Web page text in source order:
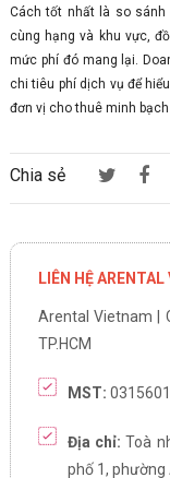
Cách tốt nhất là so
cùng hạng và khu vực,
mức phí đó mang lại.
chi tiêu phí dịch vụ để
đơn vị cho thuê minh
Chia sẻ
LIÊN HỆ
Arental Vietnam |
TP.HCM
MST:
Địa chỉ: Toà
phố 1, phường